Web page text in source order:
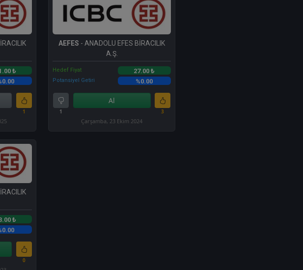
₺
1
AEFES - ANADOLU EFES BİRACILIK
A.Ş.
Hedef Fiyat 27.00 ₺
Potansiyel Getiri %0.00
1
Al
3
Çarşamba, 23 Ekim 2024
₺
0